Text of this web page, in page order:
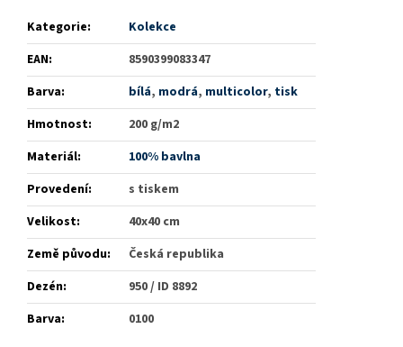
Kategorie:
Kolekce
EAN:
8590399083347
Barva: bílá, modrá, multicolor, tisk
Hmotnost:
200 g/m2
Materiál:
100% bavlna
Provedení:
s tiskem
Velikost:
40x40 cm
Země původu:
Česká republika
Dezén:
950 / ID 8892
Barva: 0100